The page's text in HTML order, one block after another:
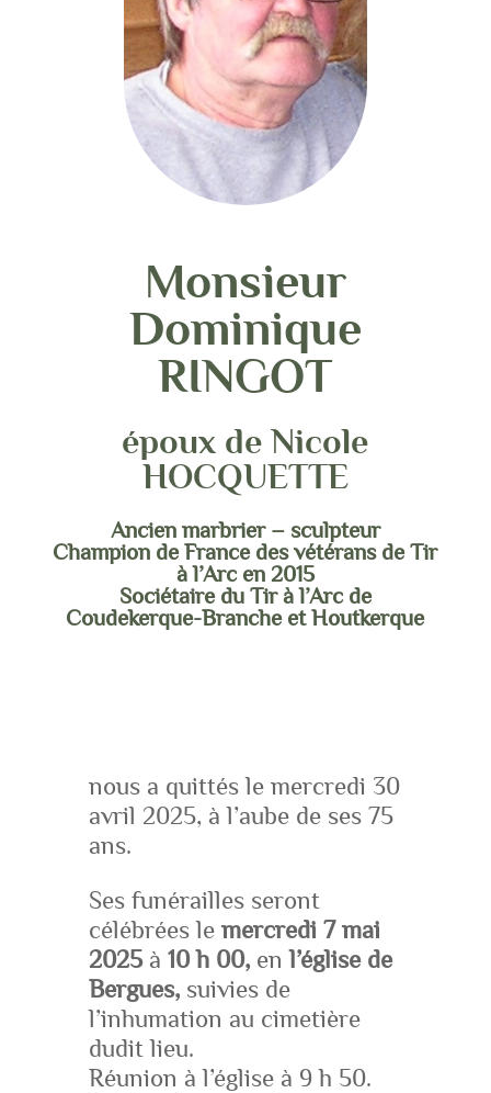
Monsieur
Dominique
RINGOT
époux de Nicole
HOCQUETTE
Ancien marbrier – sculpteur
Champion de France des vétérans de Tir
à l’Arc en 2015
Sociétaire du Tir à l’Arc de
Coudekerque-Branche et Houtkerque
nous a quittés le mercredi 30
avril 2025, à l’aube de ses 75
ans.
Ses funérailles seront
célébrées le mercredi 7 mai
2025à 10 h 00,enl’église de
Bergues,suivies de
l’inhumation au cimetière
dudit lieu.
Réunion à l’église à 9 h 50.